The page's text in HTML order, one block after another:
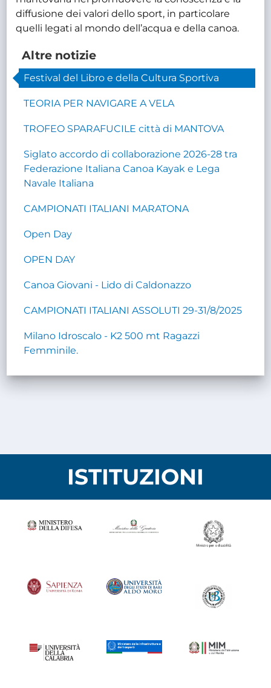
diffusione dei valori dello sport, in particolare
quelli legati al mondo dell’acqua e della canoa.
Altre notizie
Festival del Libro e della Cultura Sportiva
TEORIA PER NAVIGARE A VELA
TROFEO SPARAFUCILE città di MANTOVA
Siglato accordo di collaborazione 2026-28 tra
Federazione Italiana Canoa Kayak e Lega
Navale Italiana
CAMPIONATI ITALIANI MARATONA
Open Day
OPEN DAY
Canoa Giovani - Lido di Caldonazzo
CAMPIONATI ITALIANI ASSOLUTI 29-31/8/2025
Milano Idroscalo - K2 500 mt Ragazzi
Femminile.
ISTITUZIONI